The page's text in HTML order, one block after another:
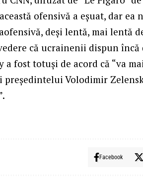
ofensivă a eșuat, dar ea
deși lentă, mai lentă
că ucrainenii dispun
a fost totuși de acord că “va
Volodimir
Facebook